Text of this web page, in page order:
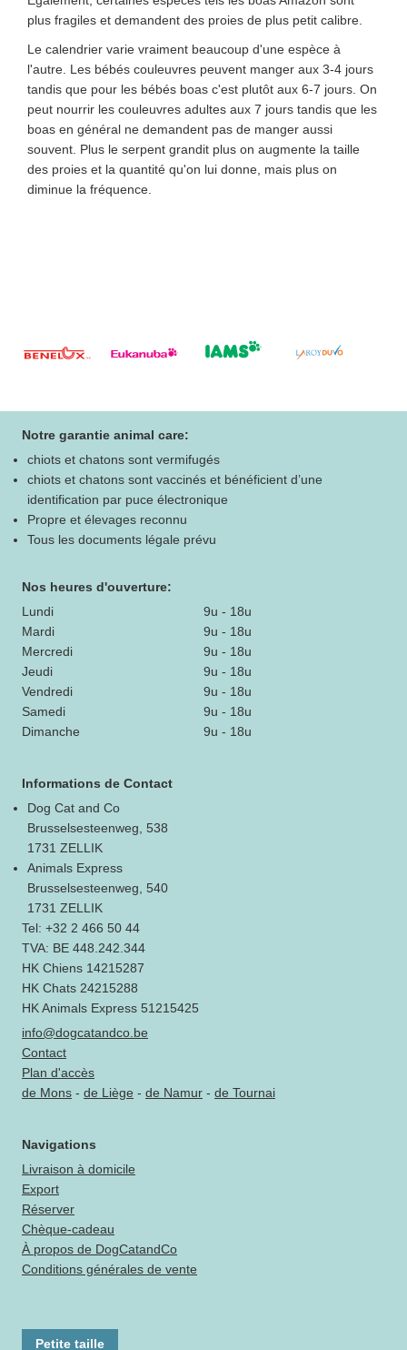
plus fragiles et demandent des proies de plus petit calibre.
Le calendrier varie vraiment beaucoup d'une espèce à
l'autre. Les bébés couleuvres peuvent manger aux 3-4 jours
tandis que pour les bébés boas c'est plutôt aux 6-7 jours. On
peut nourrir les couleuvres adultes aux 7 jours tandis que les
boas en général ne demandent pas de manger aussi
souvent. Plus le serpent grandit plus on augmente la taille
des proies et la quantité qu'on lui donne, mais plus on
diminue la fréquence.
Notre garantie animal care:
chiots et chatons sont vermifugés
chiots et chatons sont vaccinés et bénéficient d’une
identification par puce électronique
Propre et élevages reconnu
Tous les documents légale prévu
Nos heures d'ouverture:
Lundi
9u - 18u
Mardi
9u - 18u
Mercredi
9u - 18u
Jeudi
9u - 18u
Vendredi
9u - 18u
Samedi
9u - 18u
Dimanche
9u - 18u
Informations de Contact
Dog Cat and Co
Brusselsesteenweg, 538
1731 ZELLIK
Animals Express
Brusselsesteenweg, 540
1731 ZELLIK
Tel: +32 2 466 50 44
TVA: BE 448.242.344
HK Chiens 14215287
HK Chats 24215288
HK Animals Express 51215425
info@dogcatandco.be
Contact
Plan d'accès
de Mons - de Liège - de Namur - de Tournai
Navigations
Livraison à domicile
Export
Réserver
Chèque-cadeau
À propos de DogCatandCo
Conditions générales de vente
Petite taille